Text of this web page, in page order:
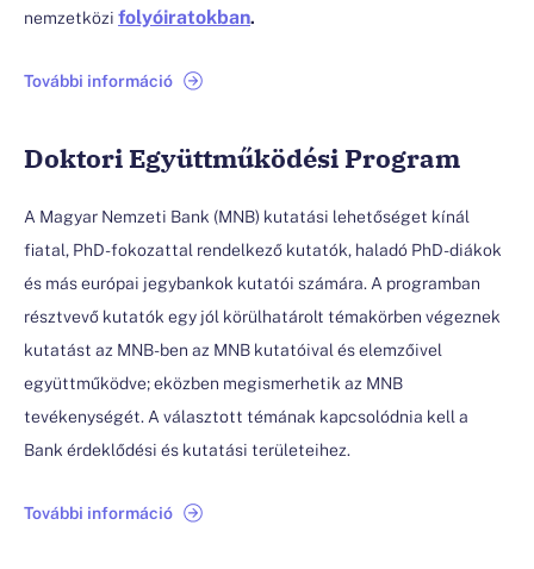
nemzetközi folyóiratokban.
További információ
Doktori Együttműködési Program
A Magyar Nemzeti Bank (MNB) kutatási lehetőséget kínál
fiatal, PhD-fokozattal rendelkező kutatók, haladó PhD-diákok
és más európai jegybankok kutatói számára. A programban
résztvevő kutatók egy jól körülhatárolt témakörben végeznek
kutatást az MNB-ben az MNB kutatóival és elemzőivel
együttműködve; eközben megismerhetik az MNB
tevékenységét. A választott témának kapcsolódnia kell a
Bank érdeklődési és kutatási területeihez.
További információ